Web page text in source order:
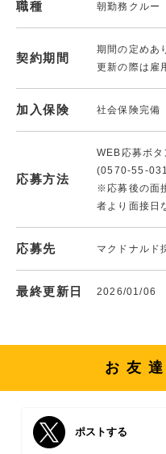
職種 朝勤務クルー
契約期間
期間の定めあ
更新の際は雇
加入保険 社会保険完備
応募方法
WEB応募ボ
(0570-55-
※応募後の面
者より面接日
応募先 マクドナルド
最終更新日 2026/01/06
お友
ポストする